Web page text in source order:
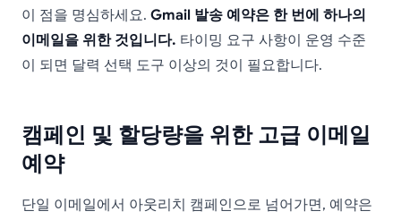
이 점을 명심하세요. Gmail 발송 예약은 한 번에 하나의
이메일을 위한 것입니다. 타이밍 요구 사항이 운영 수준
이 되면 달력 선택 도구 이상의 것이 필요합니다.
캠페인 및 할당량을 위한 고급 이메일
예약
단일 이메일에서 아웃리치 캠페인으로 넘어가면, 예약은